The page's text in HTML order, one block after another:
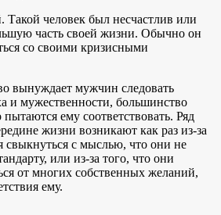
Такой человек был несчастлив или
часть своей жизни. Обычно он
со своими кризисными
вынуждает мужчин следовать
и мужественности, большинство
ему соответствовать. Ряд
жизни возникают как раз из-за
свыкнуться с мыслью, что они не
или из-за того, что они
от многих собственных желаний,
ему.